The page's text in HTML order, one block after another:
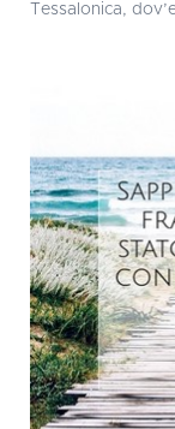
Tessalonica,